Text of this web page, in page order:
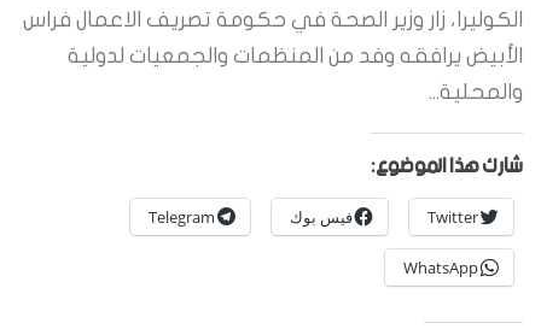
الكوليرا، زار وزير الصحة في حكومة تصريف الاعمال فراس
الأبيض يرافقه وفد من المنظمات والجمعيات لدولية
والمحلية...
شارك هذا الموضوع:
Twitter فيس بوك Telegram
WhatsApp